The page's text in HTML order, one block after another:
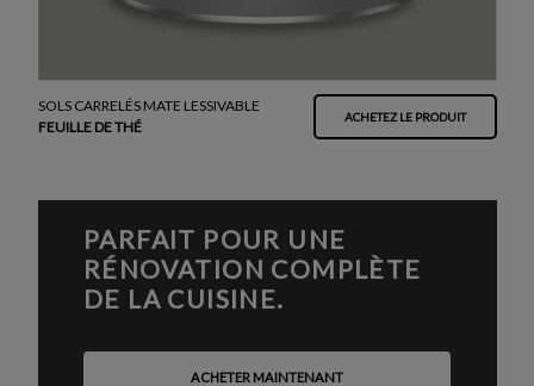
SOLS CARRELÉS MATE LESSIVABLE
FEUILLE DE THÉ
ACHETEZ LE PRODUIT
PARFAIT POUR UNE
RÉNOVATION COMPLÈTE
DE LA CUISINE.
ACHETER MAINTENANT